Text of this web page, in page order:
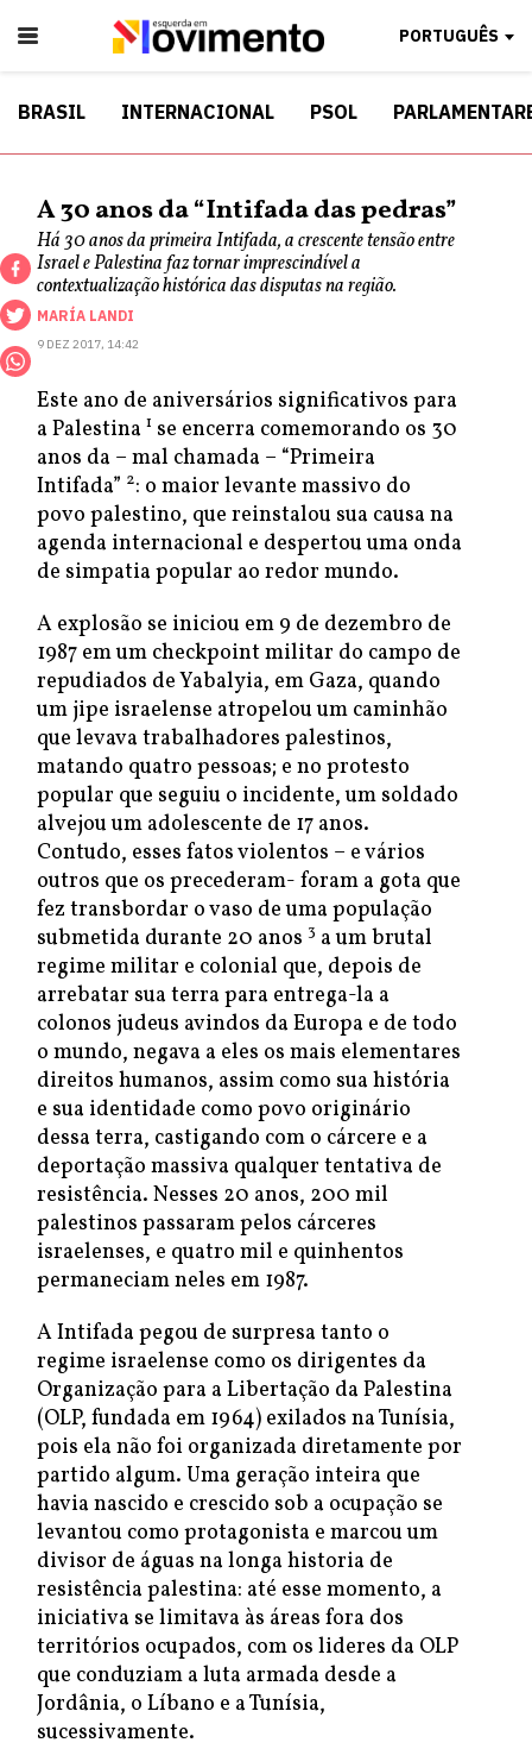
PORTUGUÊS
BRASIL INTERNACIONAL PSOL
A 30 anos da “Intifada das pedras”
Há 30 anos da primeira Intifada, a crescente tensão entre
Israel e Palestina faz tornar imprescindível a
contextualização histórica das disputas na região.
MARÍA LANDI
9 DEZ 2017, 14:42
Este ano de aniversários significativos para
a Palestina 1 se encerra comemorando os 30
anos da – mal chamada – “Primeira
Intifada” 2: o maior levante massivo do
povo palestino, que reinstalou sua causa na
agenda internacional e despertou uma onda
de simpatia popular ao redor mundo.
A explosão se iniciou em 9 de dezembro de
1987 em um checkpoint militar do campo de
repudiados de Yabalyia, em Gaza, quando
um jipe israelense atropelou um caminhão
que levava trabalhadores palestinos,
matando quatro pessoas; e no protesto
popular que seguiu o incidente, um soldado
alvejou um adolescente de 17 anos.
Contudo, esses fatos violentos – e vários
outros que os precederam- foram a gota que
fez transbordar o vaso de uma população
submetida durante 20 anos 3 a um brutal
regime militar e colonial que, depois de
arrebatar sua terra para entrega-la a
colonos judeus avindos da Europa e de todo
o mundo, negava a eles os mais elementares
direitos humanos, assim como sua história
e sua identidade como povo originário
dessa terra, castigando com o cárcere e a
deportação massiva qualquer tentativa de
resistência. Nesses 20 anos, 200 mil
palestinos passaram pelos cárceres
israelenses, e quatro mil e quinhentos
permaneciam neles em 1987.
A Intifada pegou de surpresa tanto o
regime israelense como os dirigentes da
Organização para a Libertação da Palestina
(OLP, fundada em 1964) exilados na Tunísia,
pois ela não foi organizada diretamente por
partido algum. Uma geração inteira que
havia nascido e crescido sob a ocupação se
levantou como protagonista e marcou um
divisor de águas na longa historia de
resistência palestina: até esse momento, a
iniciativa se limitava às áreas fora dos
territórios ocupados, com os lideres da OLP
que conduziam a luta armada desde a
Jordânia, o Líbano e a Tunísia,
sucessivamente.